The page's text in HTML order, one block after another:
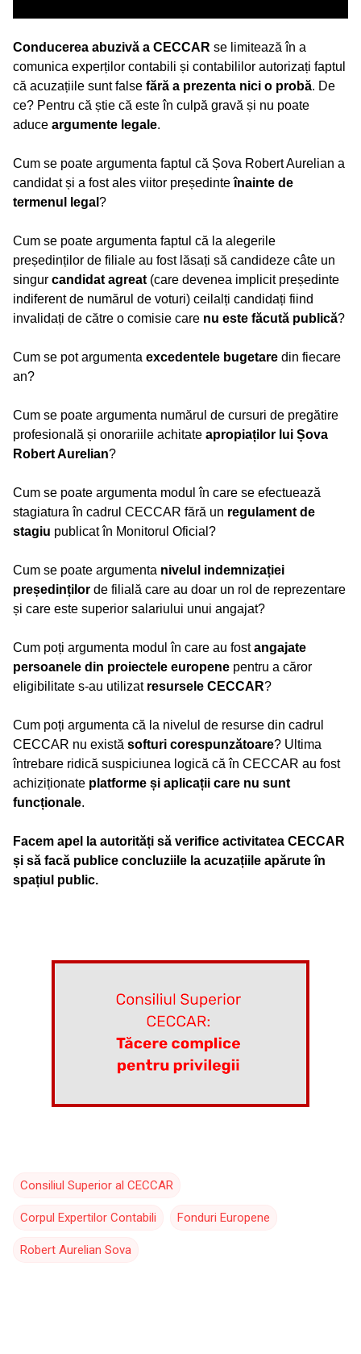
Conducerea abuzivă a CECCAR se limitează în a
comunica experților contabili și contabililor autorizați faptul
că acuzațiile sunt false fără a prezenta nici o probă. De
ce? Pentru că știe că este în culpă gravă și nu poate
aduce argumente legale.
Cum se poate argumenta faptul că Șova Robert Aurelian a
candidat și a fost ales viitor președinteînainte de
termenul legal ?
Cum se poate argumenta faptul că la alegerile
președinților de filiale au fost lăsați să candideze câte un
singur candidat agreat (care devenea implicit președinte
indiferent de numărul de voturi) ceilalți candidați fiind
invalidați de către o comisie care nu este făcută publică?
Cum se pot argumenta excedentele bugetare din fiecare
an?
Cum se poate argumenta numărul de cursuri de pregătire
profesională și onorariile achitate apropiaților lui Șova
Robert Aurelian?
Cum se poate argumenta modul în care se efectuează
stagiatura în cadrul CECCAR fără un regulament de
stagiu publicat în Monitorul Oficial?
Cum se poate argumenta nivelul indemnizației
președinților de filială care au doar un rol de reprezentare
și care este superior salariului unui angajat?
Cum poți argumenta modul în care au fostangajate
persoanele din proiectele europene pentru a căror
eligibilitate s-au utilizat resursele CECCAR?
Cum poți argumenta că la nivelul de resurse din cadrul
CECCAR nu există softuri corespunzătoare? Ultima
întrebare ridică suspiciunea logică că în CECCAR au fost
achiziționate platforme și aplicații care nu sunt
funcționale.
Facem apel la autorități să verifice activitatea CECCAR
și să facă publice concluziile la acuzațiile apărute în
spațiul public.
Consiliul Superior al CECCAR
Corpul Expertilor Contabili Fonduri Europene
Robert Aurelian Sova